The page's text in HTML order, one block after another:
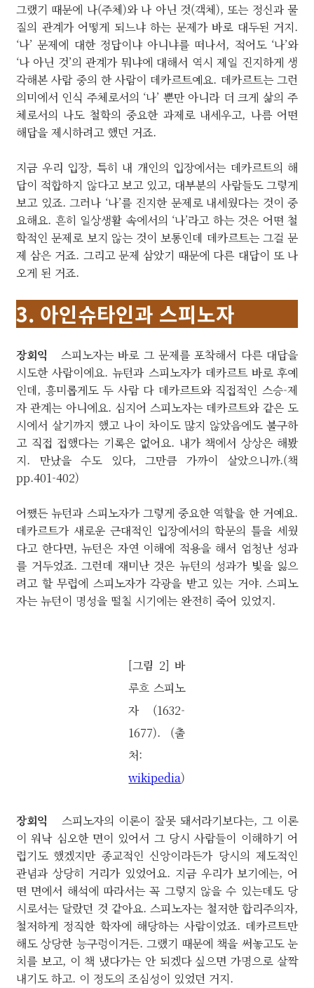
그랬기 때문에 나(주체)와 나 아닌 것(객체), 또는 정신과 물
질의 관계가 어떻게 되느냐 하는 문제가 바로 대두된 거지.
‘나’ 문제에 대한 정답이냐 아니냐를 떠나서, 적어도 ‘나’와
‘나 아닌 것’의 관계가 뭐냐에 대해서 역시 제일 진지하게 생
각해본 사람 중의 한 사람이 데카르트예요. 데카르트는 그런
의미에서 인식 주체로서의 ‘나’ 뿐만 아니라 더 크게 삶의 주
체로서의 나도 철학의 중요한 과제로 내세우고, 나름 어떤
해답을 제시하려고 했던 거죠.
지금 우리 입장, 특히 내 개인의 입장에서는 데카르트의 해
답이 적합하지 않다고 보고 있고, 대부분의 사람들도 그렇게
보고 있죠. 그러나 ‘나’를 진지한 문제로 내세웠다는 것이 중
요해요. 흔히 일상생활 속에서의 ‘나’라고 하는 것은 어떤 철
학적인 문제로 보지 않는 것이 보통인데 데카르트는 그걸 문
제 삼은 거죠. 그리고 문제 삼았기 때문에 다른 대답이 또 나
오게 된 거죠.
3. 아인슈타인과 스피노자
장회익 스피노자는 바로 그 문제를 포착해서 다른 대답을
시도한 사람이에요. 뉴턴과 스피노자가 데카르트 바로 후예
인데, 흥미롭게도 두 사람 다 데카르트와 직접적인 스승-제
자 관계는 아니에요. 심지어 스피노자는 데카르트와 같은 도
시에서 살기까지 했고 나이 차이도 많지 않았음에도 불구하
고 직접 접했다는 기록은 없어요. 내가 책에서 상상은 해봤
지. 만났을 수도 있다, 그만큼 가까이 살았으니까.(책
pp.401-402)
어쨌든 뉴턴과 스피노자가 그렇게 중요한 역할을 한 거예요.
데카르트가 새로운 근대적인 입장에서의 학문의 틀을 세웠
다고 한다면, 뉴턴은 자연 이해에 적용을 해서 엄청난 성과
를 거두었죠. 그런데 재미난 것은 뉴턴의 성과가 빛을 잃으
려고 할 무렵에 스피노자가 각광을 받고 있는 거야. 스피노
자는 뉴턴이 명성을 떨칠 시기에는 완전히 죽어 있었지.
[그림 2] 바
루흐 스피노
자 (1632-
1677). (출
처:
wikipedia)
장회익 스피노자의 이론이 잘못 돼서라기보다는, 그 이론
이 워낙 심오한 면이 있어서 그 당시 사람들이 이해하기 어
렵기도 했겠지만 종교적인 신앙이라든가 당시의 제도적인
관념과 상당히 거리가 있었어요. 지금 우리가 보기에는, 어
떤 면에서 해석에 따라서는 꼭 그렇지 않을 수 있는데도 당
시로서는 달랐던 것 같아요. 스피노자는 철저한 합리주의자,
철저하게 정직한 학자에 해당하는 사람이었죠. 데카르트만
해도 상당한 능구렁이거든. 그랬기 때문에 책을 써놓고도 눈
치를 보고, 이 책 냈다가는 안 되겠다 싶으면 가명으로 살짝
내기도 하고. 이 정도의 조심성이 있었던 거지.